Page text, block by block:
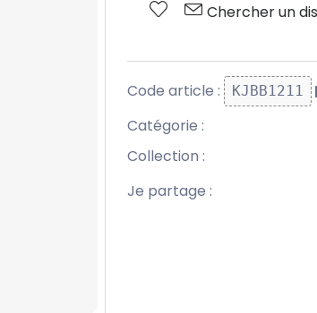
Chercher un
Code article : KJBB1211
Catégorie :
Collection :
Je partage :